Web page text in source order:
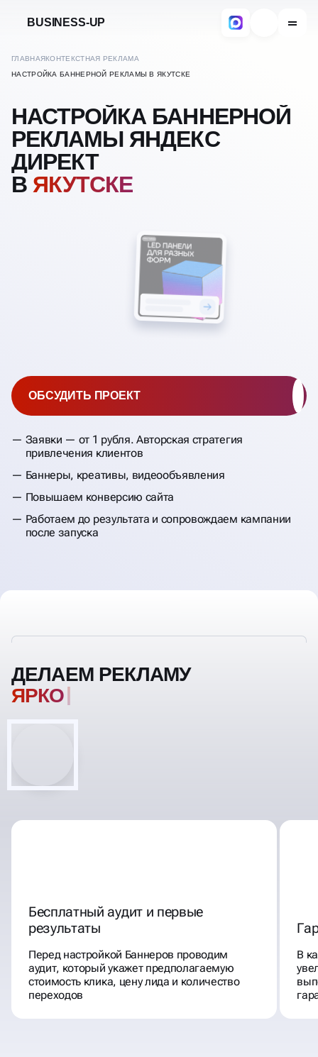
BUSINESS-UP
ГЛАВНАЯКОНТЕКСТНАЯ РЕКЛАМА
НАСТРОЙКА БАННЕРНОЙ РЕКЛАМЫ В ЯКУТСКЕ
НАСТРОЙКА БАННЕРНОЙ
РЕКЛАМЫ ЯНДЕКС
ДИРЕКТ
В ЯКУТСКЕ
Заявки — от 1 рубля. Авторская стратегия
привлечения клиентов
Баннеры, креативы, видеообъявления
Повышаем конверсию сайта
Работаем до результата и сопровождаем кампании
после запуска
ОБСУДИТЬ ПРОЕКТ
ДЕЛАЕМ РЕКЛАМУ
З
Бесплатный аудит и первые
результаты
Перед настройкой Баннеров проводим
аудит, который укажет предполагаемую
стоимость клика, цену лида и количество
переходов
В